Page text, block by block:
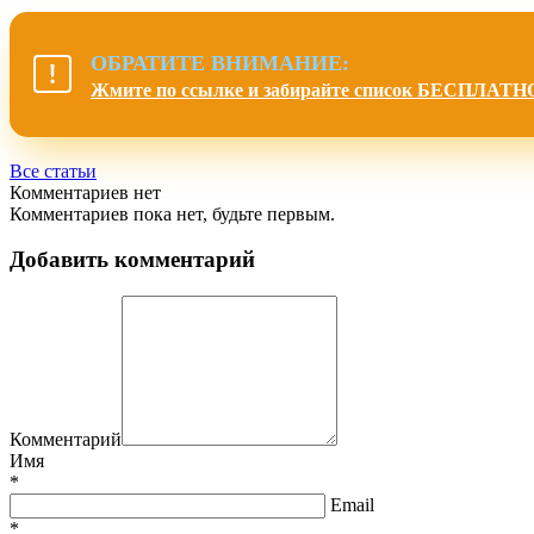
ОБРАТИТЕ ВНИМАНИЕ:
Жмите по ссылке и забирайте список
Все статьи
Комментариев нет
Комментариев пока нет, будьте первым.
Добавить комментарий
Комментарий
Имя
*
Email
*